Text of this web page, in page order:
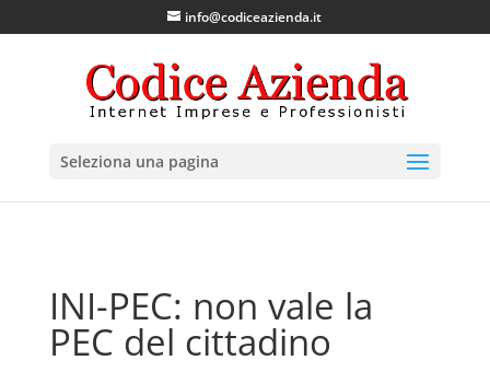
info@codiceazienda.it
Seleziona una pagina
INI-PEC: non vale la
PEC del cittadino